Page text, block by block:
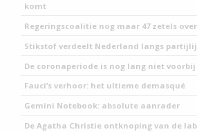
komt
Regeringscoalitie nog maar 47 zetels
Stikstof verdeelt Nederland langs
De coronaperiode is nog lang niet voorbij
Fauci’s verhoor: het ultieme demasqué
Gemini Notebook: absolute aanrader
De Agatha Christie ontknoping van de